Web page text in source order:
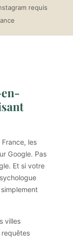
requis
les
Google. Pas
Et si votre
villes
requêtes